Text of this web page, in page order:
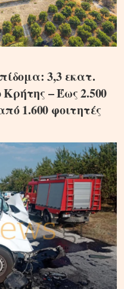
3,3 εκατ.
– Έως 2.500
1.600 φοιτητές